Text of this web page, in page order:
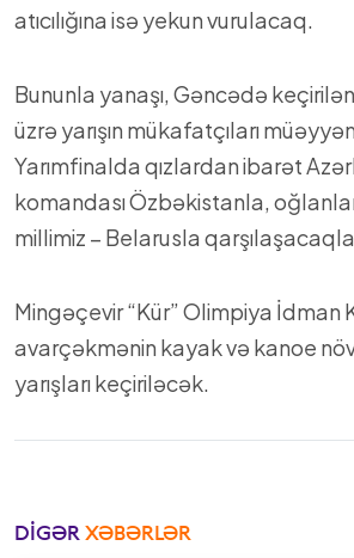
atıcılığına isə yekun vurulacaq.
Bununla yanaşı, Gəncədə
üzrə yarışın mükafatçıları
Yarımfinalda qızlardan ibarət
komandası Özbəkistanla,
millimiz – Belarusla
Mingəçevir “Kür” Olimpiya İdman
avarçəkmənin kayak və kanoe
yarışları keçiriləcək.
DIGƏRXƏBƏRLƏR